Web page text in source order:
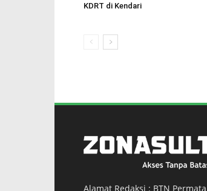
KDRT di Kendari
Alamat Redaksi : BTN